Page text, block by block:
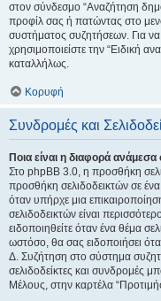
στον σύνδεσμο “Αναζήτηση
προφίλ σας ή πατώντας στο
συστήματος συζητήσεων. Για
χρησιμοποιείστε την “Ειδική
καταλλήλως.
Κορυφή
Συνδρομές και
Ποια είναι η διαφορά
Στο phpBB 3.0, η προσθήκη
προσθήκη σελιδοδεικτών σε
όταν υπήρχε μια
σελιδοδεικτών είναι
ειδοποιηθείτε όταν ένα θέμα
ωστόσο, θα σας ειδοποιήσει
Δ. Συζήτηση στο σύστημα
σελιδοδείκτες και συνδρομές
Μέλους, στην καρτέλα